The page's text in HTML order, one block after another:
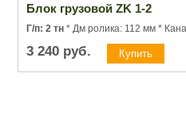
Блок грузовой ZK 1-2
Г/п: 2 тн * Дм ролика: 112 мм *
3 240 руб.